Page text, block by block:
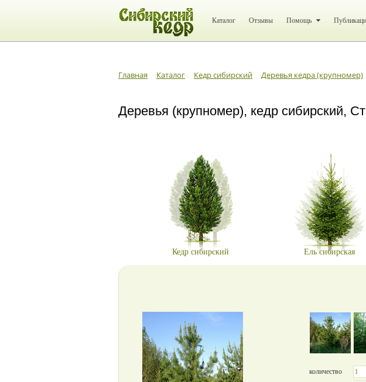
Каталог Отзывы Помощь
Главная Каталог Кедр сибирский Деревья кедра (крупномер)
Деревья (крупномер), кедр сибирский,
Кедр сибирский Ель сибирская
количество